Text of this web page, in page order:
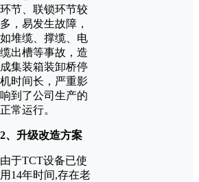
环节、联锁环节较
多，易发生故障，
如堆缆、撑缆、电
缆出槽等事故，造
成集装箱装卸桥停
机时间长，严重影
响到了公司生产的
正常运行。
2、升级改造方案
由于TCT设备已使
用14年时间,存在老